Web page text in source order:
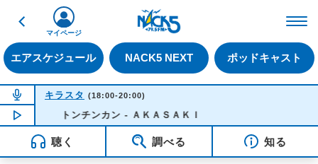
戻る
エアスケジュール NACK5 NEXT ポッドキャスト
マイページ
NOW ON AIR
キラスタ (18:00-20:00)
NOW PLAYING18:50
トンチンカン - ＡＫＡＳＡＫＩ
聴く 調べる 知る